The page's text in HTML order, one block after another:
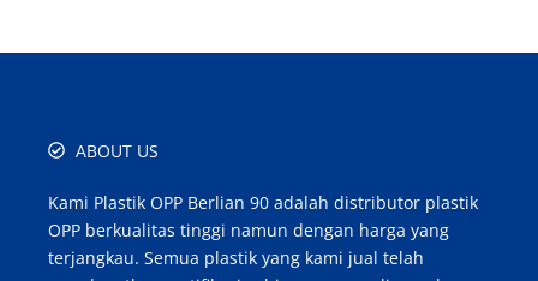
ABOUT US
Kami Plastik OPP Berlian 90 adalah distributor plastik
OPP berkualitas tinggi namun dengan harga yang
terjangkau. Semua plastik yang kami jual telah